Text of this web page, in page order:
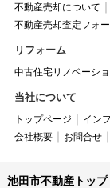
不動産売却について
不動産売却査定フォ
リフォーム
中古住宅リノベーシ
当社について
トップページ イン
会社概要
お問合せ
池田市不動産トップ